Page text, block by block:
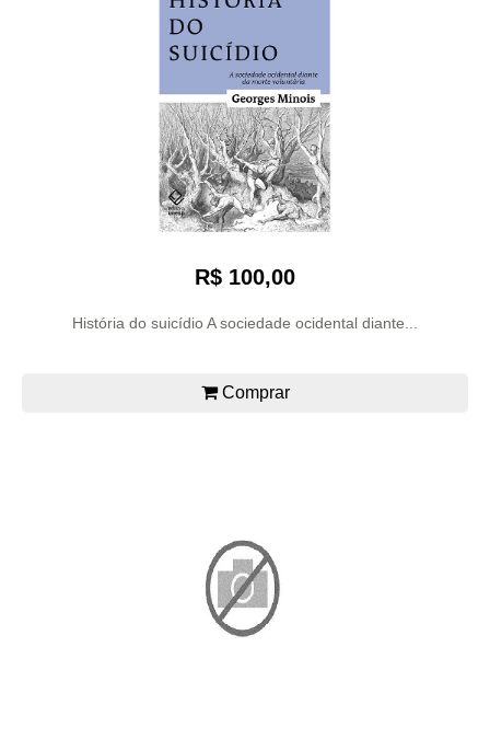
R$ 100,00
História do suicídio A sociedade ocidental diante...
Comprar